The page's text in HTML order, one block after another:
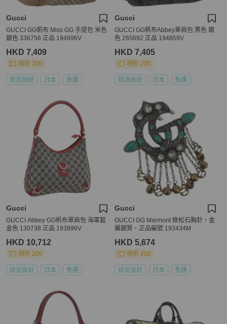
Gucci
GUCCI GG帆布 Miss GG 手提包 米色
銀色 336756 正品 194896V
HKD 7,409
現折 200
狀況良好 日本 免運
Gucci
GUCCI GG帆布Abbey單肩包 黑色 銀
色 265692 正品 194859V
HKD 7,405
現折 200
狀況良好 日本 免運
Gucci
GUCCI Abbey GG帆布單肩包 海軍藍
金色 130738 正品 193896V
HKD 10,712
現折 200
狀況良好 日本 免運
Gucci
GUCCI GG Marmont 綠松石胸針，金
屬銀質，正品編號 193434M
HKD 5,674
現折 200
狀況良好 日本 免運